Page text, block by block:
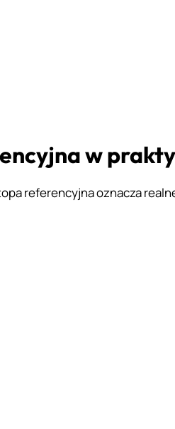
w
referencyjna oznacza